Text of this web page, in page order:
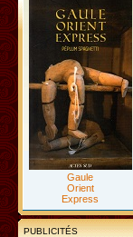
Gaule
Orient
Express
PUBLICITÉS